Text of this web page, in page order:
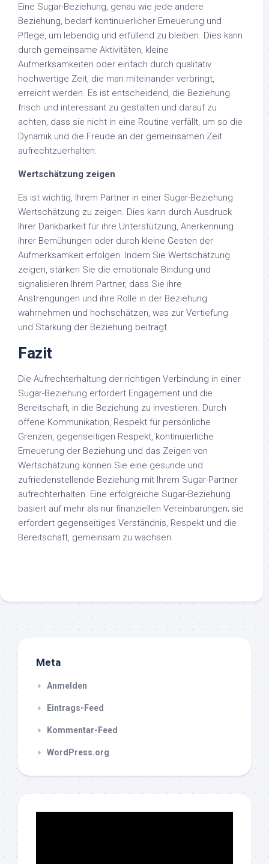
Eine Sugar-Beziehung, genau wie jede andere
Beziehung, bedarf kontinuierlicher Erneuerung und
Pflege, um lebendig und erfüllend zu bleiben. Dies kann
durch gemeinsame Aktivitäten, kleine
Aufmerksamkeiten oder einfach durch qualitativ
hochwertige Zeit, die man miteinander verbringt,
erreicht werden. Es ist entscheidend, die Beziehung
frisch und interessant zu gestalten und darauf zu
achten, dass sie nicht in eine Routine verfällt, um so die
Dynamik und die Freude an der gemeinsamen Zeit
aufrechtzuerhalten.
Wertschätzung zeigen
Es ist wichtig, Ihrem Partner in einer Sugar-Beziehung
Wertschätzung zu zeigen. Dies kann durch Ausdruck
Ihrer Dankbarkeit für ihre Unterstützung, Anerkennung
ihrer Bemühungen oder durch kleine Gesten der
Aufmerksamkeit erfolgen. Indem Sie Wertschätzung
zeigen, stärken Sie die emotionale Bindung und
signalisieren Ihrem Partner, dass Sie ihre
Anstrengungen und ihre Rolle in der Beziehung
wahrnehmen und hochschätzen, was zur Vertiefung
und Stärkung der Beziehung beiträgt.
Fazit
Die Aufrechterhaltung der richtigen Verbindung in einer
Sugar-Beziehung erfordert Engagement und die
Bereitschaft, in die Beziehung zu investieren. Durch
offene Kommunikation, Respekt für persönliche
Grenzen, gegenseitigen Respekt, kontinuierliche
Erneuerung der Beziehung und das Zeigen von
Wertschätzung können Sie eine gesunde und
zufriedenstellende Beziehung mit Ihrem Sugar-Partner
aufrechterhalten. Eine erfolgreiche Sugar-Beziehung
basiert auf mehr als nur finanziellen Vereinbarungen; sie
erfordert gegenseitiges Verständnis, Respekt und die
Bereitschaft, gemeinsam zu wachsen.
Meta
Anmelden
Eintrags-Feed
Kommentar-Feed
WordPress.org